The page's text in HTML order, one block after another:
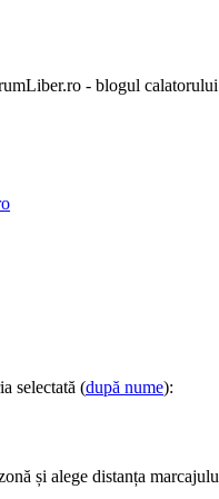
selectată (după nume):
și alege distanța